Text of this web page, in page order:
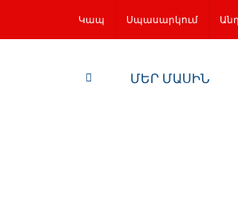
Կապ Սպասարկում
ՄԵՐ ՄԱՍԻՆ